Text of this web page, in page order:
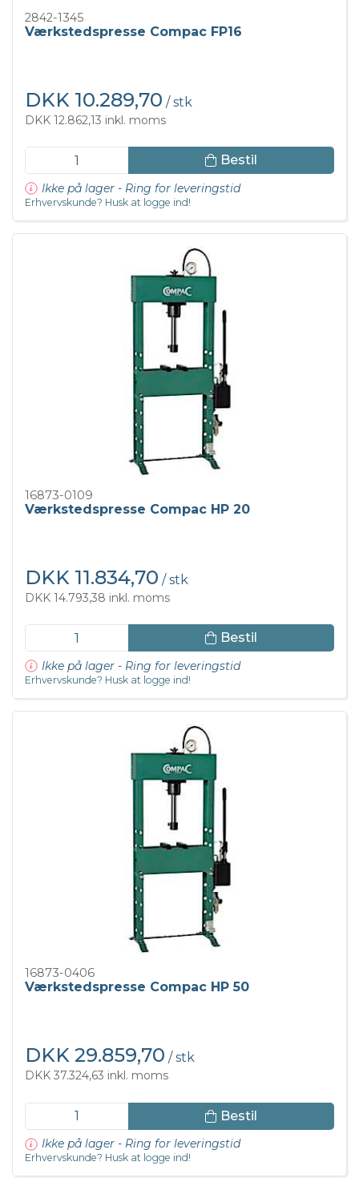
2842-1345
Værkstedspresse Compac FP16
DKK 10.289,70 / stk
DKK 12.862,13 inkl. moms
Bestil
Ikke på lager - Ring for leveringstid
Erhvervskunde? Husk at logge ind!
16873-0109
Værkstedspresse Compac HP 20
DKK 11.834,70 / stk
DKK 14.793,38 inkl. moms
Bestil
Ikke på lager - Ring for leveringstid
Erhvervskunde? Husk at logge ind!
16873-0406
Værkstedspresse Compac HP 50
DKK 29.859,70 / stk
DKK 37.324,63 inkl. moms
Bestil
Ikke på lager - Ring for leveringstid
Erhvervskunde? Husk at logge ind!